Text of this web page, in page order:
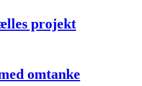
projekt
omtanke